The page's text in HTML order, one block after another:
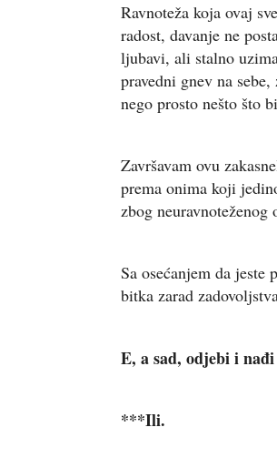
Ravnoteža koja ovaj
radost, davanje ne
ljubavi, ali stalno
pravedni gnev na
nego prosto nešto što
Završavam ovu
prema onima koji
zbog neuravnoteženog
Sa osećanjem da jeste
bitka zarad
E, a sad, odjebi i
***Ili.